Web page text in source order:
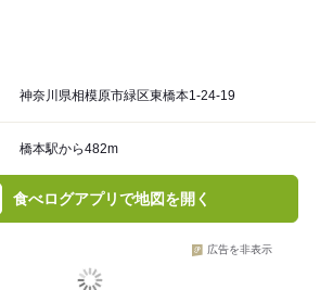
神奈川県相模原市緑区東橋本1-24-19
橋本駅から482m
食べログアプリで地図を開く
広告を非表示